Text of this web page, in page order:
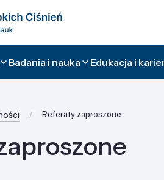
Badania i nauka Edukacja i
Referaty zaproszone